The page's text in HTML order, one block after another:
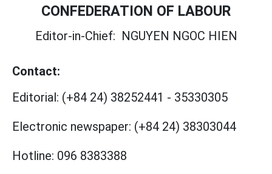
CONFEDERATION OF LABOUR
Editor-in-Chief: NGUYEN NGOC HIEN
Contact:
Editorial: (+84 24) 38252441 - 35330305
Electronic newspaper: (+84 24) 38303044
Hotline: 096 8383388